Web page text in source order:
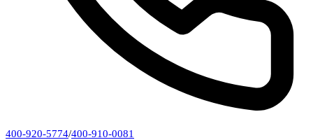
400-920-5774/400-910-0081